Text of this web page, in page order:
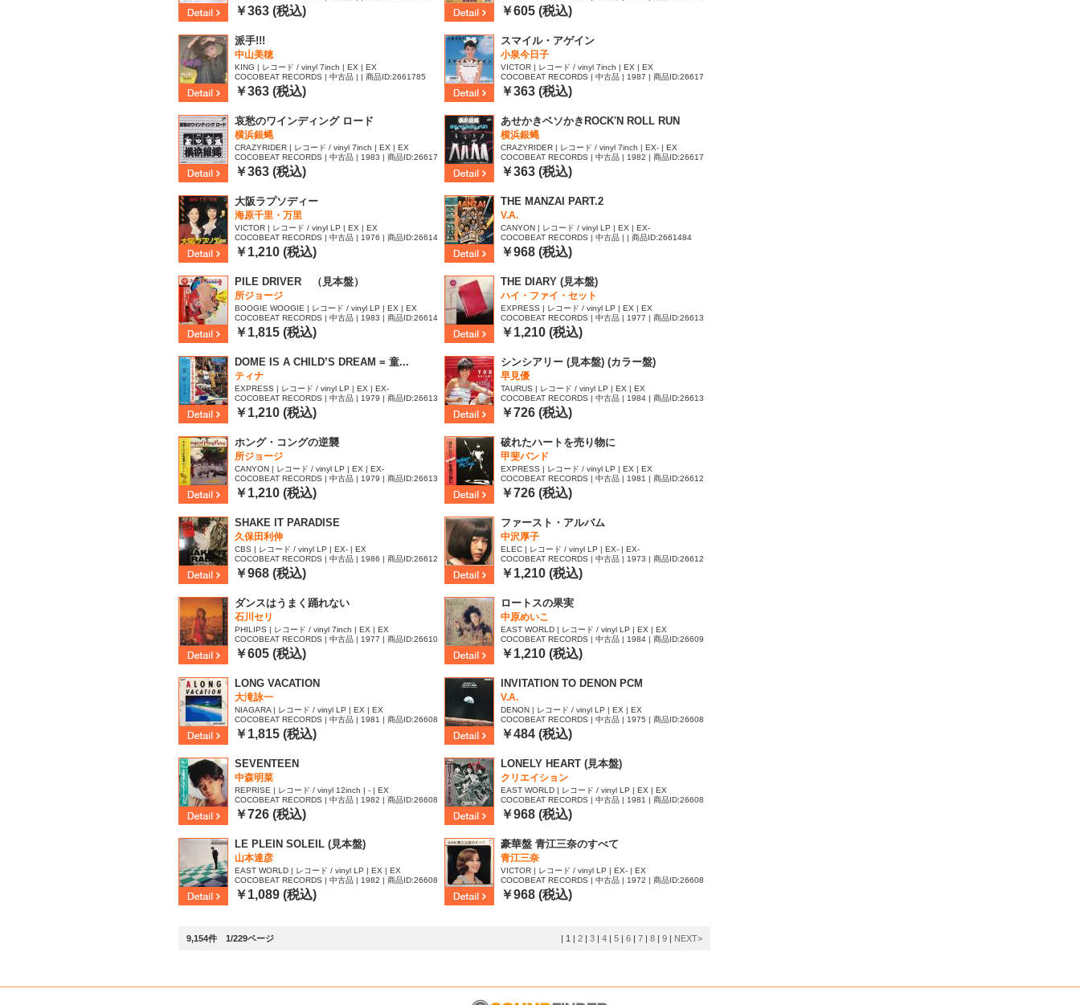
￥363 (税込)
90
￥605 (税込)
派手!!!
中山美穂
KING | レコード / vinyl 7inch | EX | EX
COCOBEAT RECORDS | 中古品 | | 商品ID:2661785
￥363 (税込)
スマイル・アゲイン
小泉今日子
VICTOR | レコード / vinyl 7inch | EX | EX
COCOBEAT RECORDS | 中古品 | 1987 | 商品ID:26617
81
￥363 (税込)
哀愁のワインディング ロード
横浜銀蝿
CRAZYRIDER | レコード / vinyl 7inch | EX | EX
COCOBEAT RECORDS | 中古品 | 1983 | 商品ID:26617
79
￥363 (税込)
あせかきベソかきROCK'N ROLL RUN
横浜銀蝿
CRAZYRIDER | レコード / vinyl 7inch | EX- | EX
COCOBEAT RECORDS | 中古品 | 1982 | 商品ID:26617
73
￥363 (税込)
大阪ラプソディー
海原千里・万里
VICTOR | レコード / vinyl LP | EX | EX
COCOBEAT RECORDS | 中古品 | 1976 | 商品ID:26614
85
￥1,210 (税込)
THE MANZAI PART.2
V.A.
CANYON | レコード / vinyl LP | EX | EX-
COCOBEAT RECORDS | 中古品 | | 商品ID:2661484
￥968 (税込)
PILE DRIVER （見本盤）
所ジョージ
BOOGIE WOOGIE | レコード / vinyl LP | EX | EX
COCOBEAT RECORDS | 中古品 | 1983 | 商品ID:26614
47
￥1,815 (税込)
THE DIARY (見本盤)
ハイ・ファイ・セット
EXPRESS | レコード / vinyl LP | EX | EX
COCOBEAT RECORDS | 中古品 | 1977 | 商品ID:26613
81
￥1,210 (税込)
DOME IS A CHILD’S DREAM = 童...
ティナ
EXPRESS | レコード / vinyl LP | EX | EX-
COCOBEAT RECORDS | 中古品 | 1979 | 商品ID:26613
80
￥1,210 (税込)
シンシアリー (見本盤) (カラー盤)
早見優
TAURUS | レコード / vinyl LP | EX | EX
COCOBEAT RECORDS | 中古品 | 1984 | 商品ID:26613
76
￥726 (税込)
ホング・コングの逆襲
所ジョージ
CANYON | レコード / vinyl LP | EX | EX-
COCOBEAT RECORDS | 中古品 | 1979 | 商品ID:26613
63
￥1,210 (税込)
破れたハートを売り物に
甲斐バンド
EXPRESS | レコード / vinyl LP | EX | EX
COCOBEAT RECORDS | 中古品 | 1981 | 商品ID:26612
67
￥726 (税込)
SHAKE IT PARADISE
久保田利伸
CBS | レコード / vinyl LP | EX- | EX
COCOBEAT RECORDS | 中古品 | 1986 | 商品ID:26612
57
￥968 (税込)
ファースト・アルバム
中沢厚子
ELEC | レコード / vinyl LP | EX- | EX-
COCOBEAT RECORDS | 中古品 | 1973 | 商品ID:26612
56
￥1,210 (税込)
ダンスはうまく踊れない
石川セリ
PHILIPS | レコード / vinyl 7inch | EX | EX
COCOBEAT RECORDS | 中古品 | 1977 | 商品ID:26610
30
￥605 (税込)
ロートスの果実
中原めいこ
EAST WORLD | レコード / vinyl LP | EX | EX
COCOBEAT RECORDS | 中古品 | 1984 | 商品ID:26609
17
￥1,210 (税込)
LONG VACATION
大滝詠一
NIAGARA | レコード / vinyl LP | EX | EX
COCOBEAT RECORDS | 中古品 | 1981 | 商品ID:26608
91
￥1,815 (税込)
INVITATION TO DENON PCM
V.A.
DENON | レコード / vinyl LP | EX | EX
COCOBEAT RECORDS | 中古品 | 1975 | 商品ID:26608
52
￥484 (税込)
SEVENTEEN
中森明菜
REPRISE | レコード / vinyl 12inch | - | EX
COCOBEAT RECORDS | 中古品 | 1982 | 商品ID:26608
40
￥726 (税込)
LONELY HEART (見本盤)
クリエイション
EAST WORLD | レコード / vinyl LP | EX | EX
COCOBEAT RECORDS | 中古品 | 1981 | 商品ID:26608
29
￥968 (税込)
LE PLEIN SOLEIL (見本盤)
山本達彦
EAST WORLD | レコード / vinyl LP | EX | EX
COCOBEAT RECORDS | 中古品 | 1982 | 商品ID:26608
27
￥1,089 (税込)
豪華盤 青江三奈のすべて
青江三奈
VICTOR | レコード / vinyl LP | EX- | EX
COCOBEAT RECORDS | 中古品 | 1972 | 商品ID:26608
17
￥968 (税込)
9,154件 1/229ページ | 1 | 2 | 3 | 4 | 5 | 6 | 7 | 8 | 9 | NEXT>